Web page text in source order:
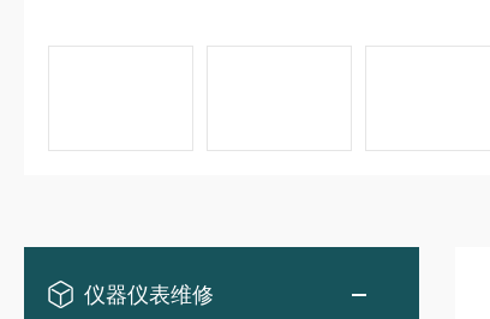
仪器仪表维修